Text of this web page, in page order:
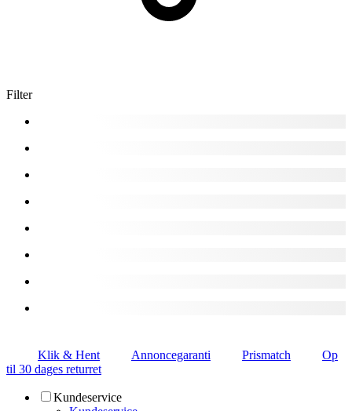
Filter
Klik & Hent Annoncegaranti Prismatch
Op
til 30 dages returret
Kundeservice